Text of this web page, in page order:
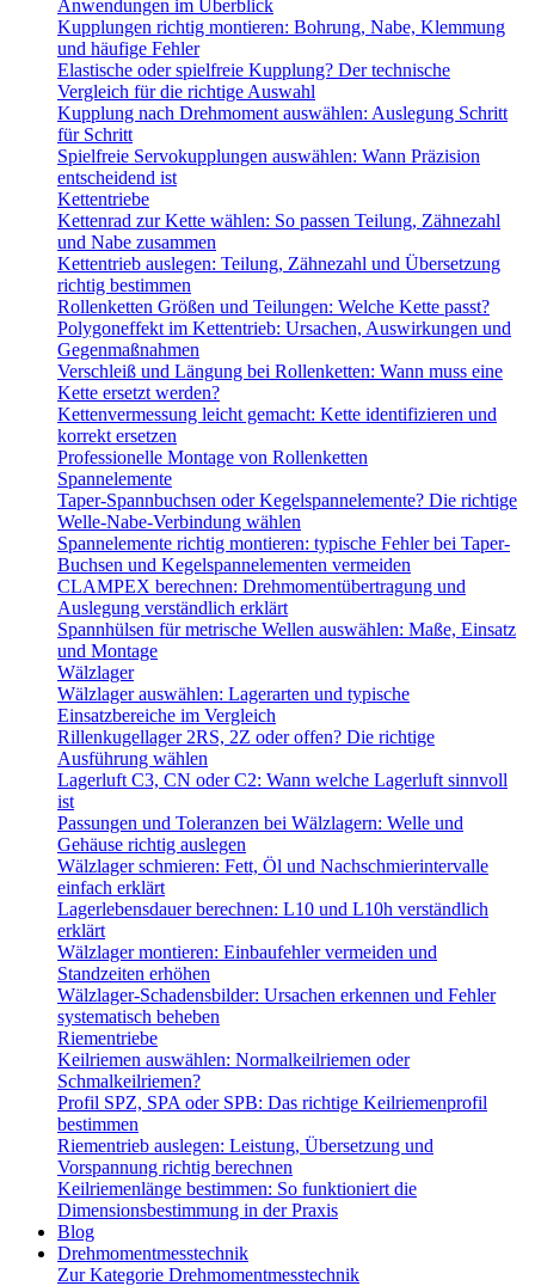
Anwendungen im Überblick
Kupplungen richtig montieren: Bohrung, Nabe, Klemmung
und häufige Fehler
Elastische oder spielfreie Kupplung? Der technische
Vergleich für die richtige Auswahl
Kupplung nach Drehmoment auswählen: Auslegung Schritt
für Schritt
Spielfreie Servokupplungen auswählen: Wann Präzision
entscheidend ist
Kettentriebe
Kettenrad zur Kette wählen: So passen Teilung, Zähnezahl
und Nabe zusammen
Kettentrieb auslegen: Teilung, Zähnezahl und Übersetzung
richtig bestimmen
Rollenketten Größen und Teilungen: Welche Kette passt?
Polygoneffekt im Kettentrieb: Ursachen, Auswirkungen und
Gegenmaßnahmen
Verschleiß und Längung bei Rollenketten: Wann muss eine
Kette ersetzt werden?
Kettenvermessung leicht gemacht: Kette identifizieren und
korrekt ersetzen
Professionelle Montage von Rollenketten
Spannelemente
Taper-Spannbuchsen oder Kegelspannelemente? Die richtige
Welle-Nabe-Verbindung wählen
Spannelemente richtig montieren: typische Fehler bei Taper-
Buchsen und Kegelspannelementen vermeiden
CLAMPEX berechnen: Drehmomentübertragung und
Auslegung verständlich erklärt
Spannhülsen für metrische Wellen auswählen: Maße, Einsatz
und Montage
Wälzlager
Wälzlager auswählen: Lagerarten und typische
Einsatzbereiche im Vergleich
Rillenkugellager 2RS, 2Z oder offen? Die richtige
Ausführung wählen
Lagerluft C3, CN oder C2: Wann welche Lagerluft sinnvoll
ist
Passungen und Toleranzen bei Wälzlagern: Welle und
Gehäuse richtig auslegen
Wälzlager schmieren: Fett, Öl und Nachschmierintervalle
einfach erklärt
Lagerlebensdauer berechnen: L10 und L10h verständlich
erklärt
Wälzlager montieren: Einbaufehler vermeiden und
Standzeiten erhöhen
Wälzlager-Schadensbilder: Ursachen erkennen und Fehler
systematisch beheben
Riementriebe
Keilriemen auswählen: Normalkeilriemen oder
Schmalkeilriemen?
Profil SPZ, SPA oder SPB: Das richtige Keilriemenprofil
bestimmen
Riementrieb auslegen: Leistung, Übersetzung und
Vorspannung richtig berechnen
Keilriemenlänge bestimmen: So funktioniert die
Dimensionsbestimmung in der Praxis
Blog
Drehmomentmesstechnik
Zur Kategorie Drehmomentmesstechnik